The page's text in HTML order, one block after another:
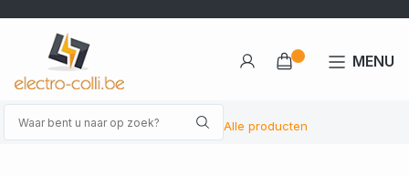
Alle producten
MENU